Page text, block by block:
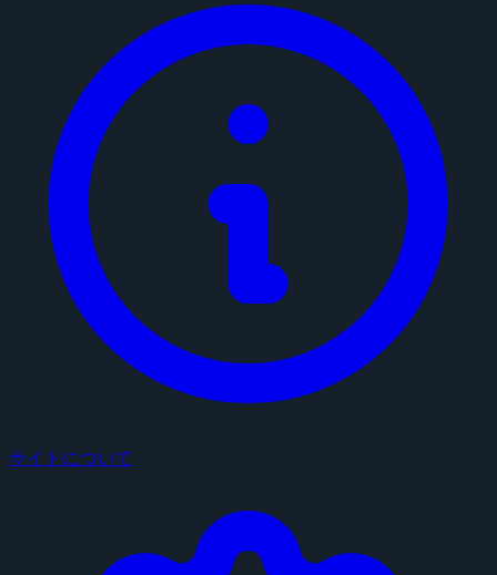
サイトについて